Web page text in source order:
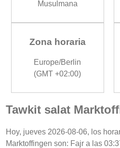
Musulmana
Zona horaria
Europe/Berlin
(GMT +02:00)
Tawkit salat
Hoy, jueves 2026-08-06, los
Marktoffingen son: Fajr a las